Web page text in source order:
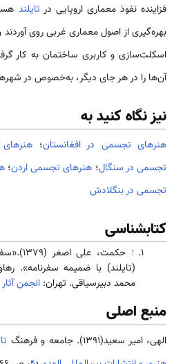
فزاینده نفوذ معماری اروپایی در تایلند
بهره‌گیری از اصول معماری غربی روی
اسکلت‌سازی و کاربری ساختمان به کار
آن‌ها را در هر جای دیگر، به‌خصوص در
نیز نگاه کنید به
هنرهای تجسمی در افغانستان؛
تجسمی در سنگال؛ هنرهای تجسمی اردن؛
تجسمی در بنگلادش
کتابشناسی
↑
حکمت،
محمد دبیرسیاقی. تهران: انجمن
منبع اصلی
الهی، امیر سعید(1391). جامعه و فرهنگ